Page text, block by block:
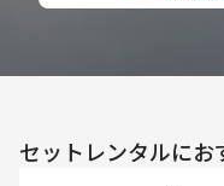
セットレンタルにお